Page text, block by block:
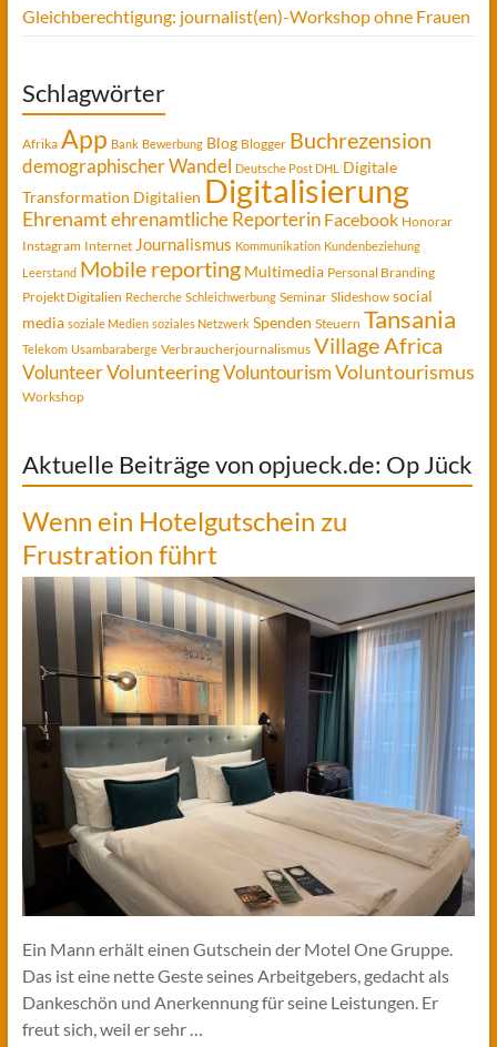
Gleichberechtigung: journalist(en)-Workshop ohne Frauen
Schlagwörter
Afrika App Bank Bewerbung Blog Blogger Buchrezension
demographischer Wandel Deutsche Post DHL
Digitale
Transformation Digitalien Digitalisierung
Ehrenamtehrenamtliche Reporterin Facebook Honorar
Instagram Internet Journalismus Kommunikation Kundenbeziehung
Leerstand Mobile reporting Multimedia Personal Branding
Projekt Digitalien Recherche Schleichwerbung Seminar Slideshow social
media soziale Medien soziales Netzwerk Spenden Steuern Tansania
Telekom Usambaraberge Verbraucherjournalismus Village Africa
VolunteerVolunteeringVoluntourismVoluntourismus
Workshop
Aktuelle Beiträge von opjueck.de: Op Jück
Wenn ein Hotelgutschein zu
Frustration führt
Ein Mann erhält einen Gutschein der Motel One Gruppe.
Das ist eine nette Geste seines Arbeitgebers, gedacht als
Dankeschön und Anerkennung für seine Leistungen. Er
freut sich, weil er sehr …